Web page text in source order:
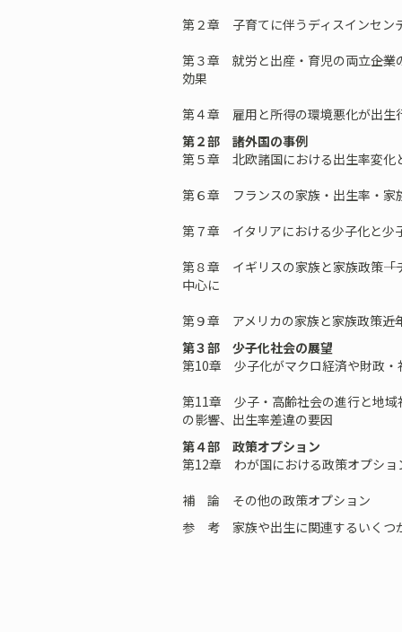
第２章 子育てに伴うディスインセン
第３章 就労と出産・育児の両立――企
効果
第４章 雇用と所得の環境悪化が出生
第２部 諸外国の事例
第５章 北欧諸国における出生率変化
第６章 フランスの家族・出生率・家
第７章 イタリアにおける少子化と少
第８章 イギリスの家族と家族政策――
中心に
第９章 アメリカの家族と家族政策――近
第３部 少子化社会の展望
第10章 少子化がマクロ経済や財政・
第11章 少子・高齢社会の進行と地域
の影響、出生率差違の要因
第４部 政策オプション
第12章 わが国における政策オプショ
補 論 その他の政策オプション
参 考 家族や出生に関連するいくつ